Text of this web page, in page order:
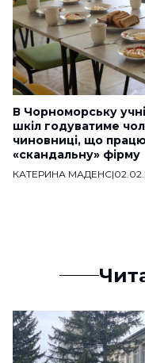
В Чорноморську
шкіл годуватиме
чиновниці, що
«скандальну» фірму
КАТЕРИНА МАДЕНС|